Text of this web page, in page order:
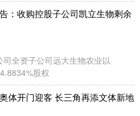
：收购控股子公司凯立生物剩余
全资子公司远大生物农业以
股权
体开门迎客 长三角再添文体新地